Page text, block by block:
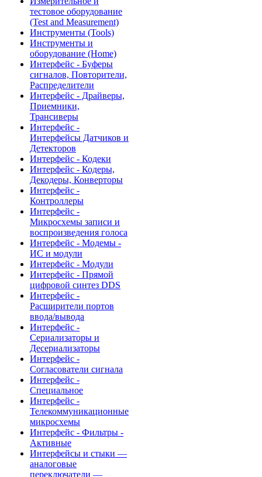
тестовое оборудование
(Test and Measurement)
Инструменты (Tools)
Инструменты и
оборудование (Home)
Интерфейс - Буферы
сигналов, Повторители,
Распределители
Интерфейс - Драйверы,
Приемники,
Трансиверы
Интерфейс -
Интерфейсы Датчиков и
Детекторов
Интерфейс - Кодеки
Интерфейс - Кодеры,
Декодеры, Конверторы
Интерфейс -
Контроллеры
Интерфейс -
Микросхемы записи и
воспроизведения голоса
Интерфейс - Модемы -
ИС и модули
Интерфейс - Модули
Интерфейс - Прямой
цифровой синтез DDS
Интерфейс -
Расширители портов
ввода/вывода
Интерфейс -
Сериализаторы и
Десериализаторы
Интерфейс -
Согласователи сигнала
Интерфейс -
Специальное
Интерфейс -
Телекоммуникационные
микросхемы
Интерфейс - Фильтры -
Активные
Интерфейсы и стыки —
аналоговые
переключатели —